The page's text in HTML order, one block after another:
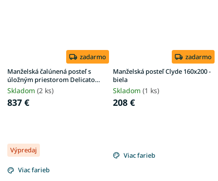
zadarmo
Manželská čalúnená posteľ s
úložným priestorom Delicato
160x200 - biela
Skladom (2 ks)
837 €
zadarmo
Manželská posteľ Clyde 160x200 -
biela
Skladom (1 ks)
208 €
Výpredaj
Viac farieb
Viac farieb